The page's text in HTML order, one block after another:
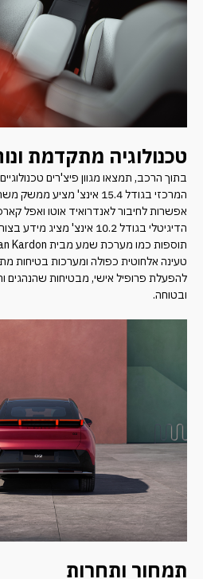
טכנולוגיה מתקדמת
בתוך הרכב, תמצאו מגוון פיצ'רים
המרכזי בגודל 15.4 אינצ'
אפשרות לחיבור לאנדרואיד אוטו ואפל
הדיגיטלי בגודל 10.2 אינצ'
טעינה אלחוטית כפולה ומערכות בטיחות
להפעלת פרופיל אישי, מבטיחות שהנהגים
ובטוחה.
תמחור ותחרות